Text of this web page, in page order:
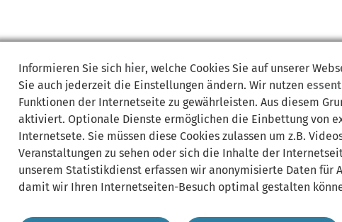
Informieren Sie sich hier, welche Cookies Sie auf unserer
Sie auch jederzeit die Einstellungen ändern. Wir nutzen
Funktionen der Internetseite zu gewährleisten. Aus diesem
aktiviert. Optionale Dienste ermöglichen die Einbettung von
Internetsete. Sie müssen diese Cookies zulassen um z.B.
Veranstaltungen zu sehen oder sich die Inhalte der
unserem Statistikdienst erfassen wir anonymisierte Daten für
damit wir Ihren Internetseiten-Besuch optimal gestalten